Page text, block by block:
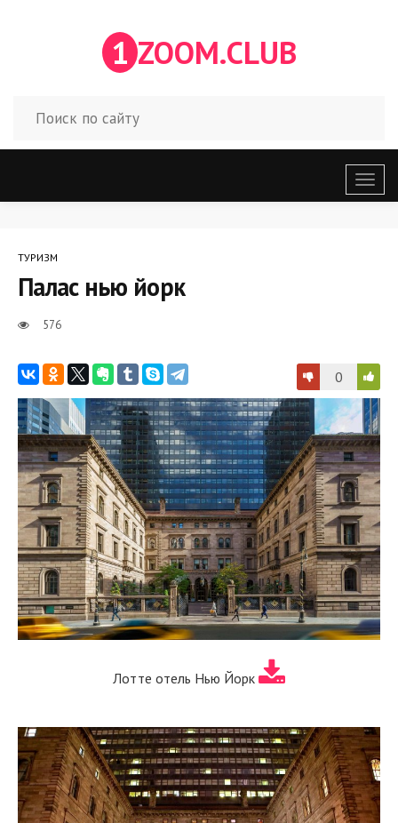
1 ZOOM.CLUB
меню
ТУРИЗМ
Палас нью йорк
576
0
Лотте отель Нью Йорк